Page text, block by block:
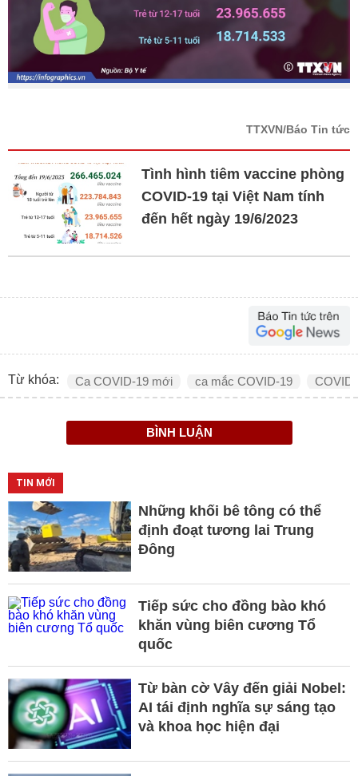
TTXVN/Báo Tin tức
Tình hình tiêm vaccine phòng
COVID-19 tại Việt Nam tính
đến hết ngày 19/6/2023
Từ khóa: Ca COVID-19 mới ca mắc COVID-19
BÌNH LUẬN
TIN MỚI
Những khối bê tông có thể
định đoạt tương lai Trung
Đông
Tiếp sức cho đồng bào khó
khăn vùng biên cương Tổ
quốc
Từ bàn cờ Vây đến giải Nobel:
AI tái định nghĩa sự sáng tạo
và khoa học hiện đại